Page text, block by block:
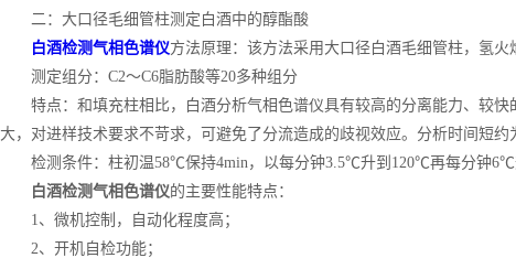
二：大口径毛细管柱测定白酒中的醇酯酸
白酒检测气相色谱仪方法原理：该方法采用大口径白酒毛细管柱，氢火
测定组分：C2～C6脂肪酸等20多种组分
特点：和填充柱相比，白酒分析气相色谱仪具有较高的分离能力、较快
大，对进样技术要求不苛求，可避免了分流造成的歧视效应。分析时间短约
检测条件：柱初温58℃保持4min，以每分钟3.5℃升到120℃再每分钟6℃
白酒检测气相色谱仪的主要性能特点：
1、微机控制，自动化程度高；
2、开机自检功能；